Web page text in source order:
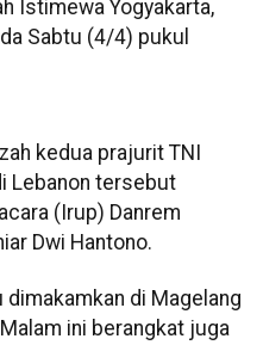
Istimewa Yogyakarta,
Sabtu (4/4) pukul
kedua prajurit TNI
Lebanon tersebut
(Irup) Danrem
Dwi Hantono.
dimakamkan di Magelang
ini berangkat juga